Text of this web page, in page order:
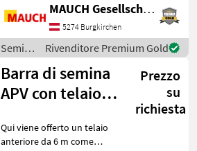
l’insilamento o anche per la
distribuzione di fertilizzanti
liquid
MAUCH Gesellschaft m.b.H. & Co.KG
5274 Burgkirchen
Semina
e cura /
APV
Rivenditore Premium Gold
Barra di semina
APV con telaio
+ PS 300 Smart
Prezzo
su
richiesta
Qui viene offerto un telaio
anteriore da 6 m come